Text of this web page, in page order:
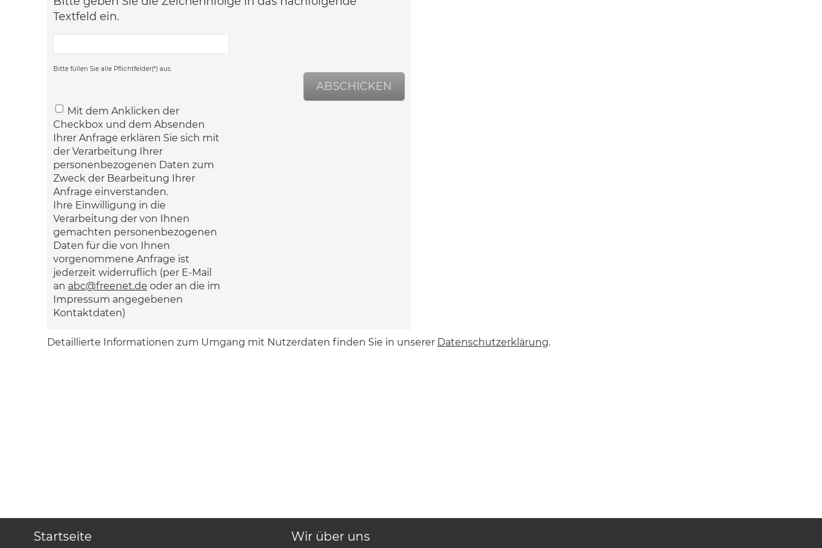
Textfeld ein.
Bitte füllen Sie alle Pflichtfelder(*) aus.
ABSCHICKEN
Mit dem Anklicken der
Checkbox und dem Absenden
Ihrer Anfrage erklären Sie sich mit
der Verarbeitung Ihrer
personenbezogenen Daten zum
Zweck der Bearbeitung Ihrer
Anfrage einverstanden.
Ihre Einwilligung in die
Verarbeitung der von Ihnen
gemachten personenbezogenen
Daten für die von Ihnen
vorgenommene Anfrage ist
jederzeit widerruflich (per E-Mail
an abc@freenet.de oder an die im
Impressum angegebenen
Kontaktdaten)
Detaillierte Informationen zum Umgang mit Nutzerdaten finden Sie in unserer Datenschutzerklärung.
Startseite Wir über uns